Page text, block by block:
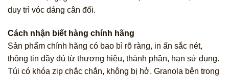
duy trì vóc dáng cân đối.
Cách nhận biết hàng chính hãng
Sản phẩm chính hãng có bao bì rõ ràng, in ấn sắc nét,
thông tin đầy đủ từ thương hiệu, thành phần, hạn sử dụng.
Túi có khóa zip chắc chắn, không bị hở. Granola bên trong